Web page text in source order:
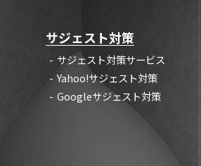
サジェスト対策
サジェスト対策サービス
Yahoo!サジェスト対策
Googleサジェスト対策